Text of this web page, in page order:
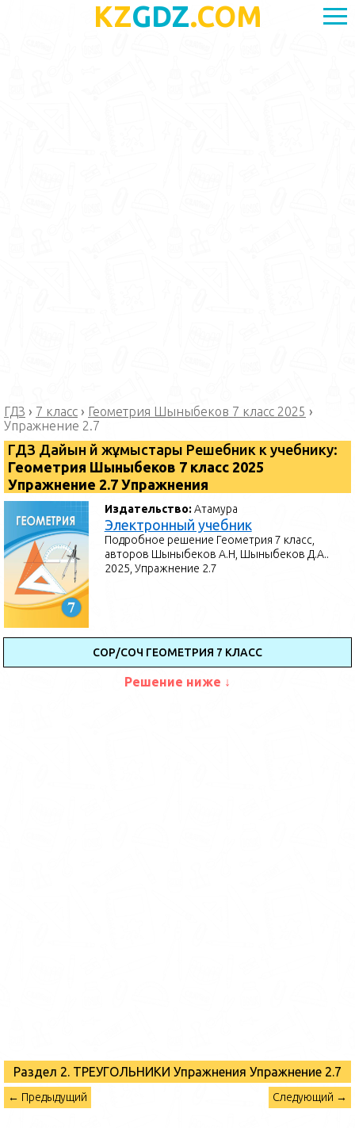
KZGDZ.COM
ГДЗ › 7 класс › Геометрия Шыныбеков 7 класс 2025 ›
Упражнение 2.7
ГДЗ Дайын үй жұмыстары Решебник к учебнику:
Геометрия Шыныбеков 7 класс 2025
Упражнение 2.7 Упражнения
Издательство:Атамура
Электронный учебник
Подробное решение Геометрия 7 класс,
авторов Шыныбеков А.Н, Шыныбеков Д.А..
2025, Упражнение 2.7
СОР/СОЧ ГЕОМЕТРИЯ 7 КЛАСС
Решение ниже ↓
Раздел 2. ТРЕУГОЛЬНИКИ Упражнения Упражнение 2.7
← Предыдущий Следующий →